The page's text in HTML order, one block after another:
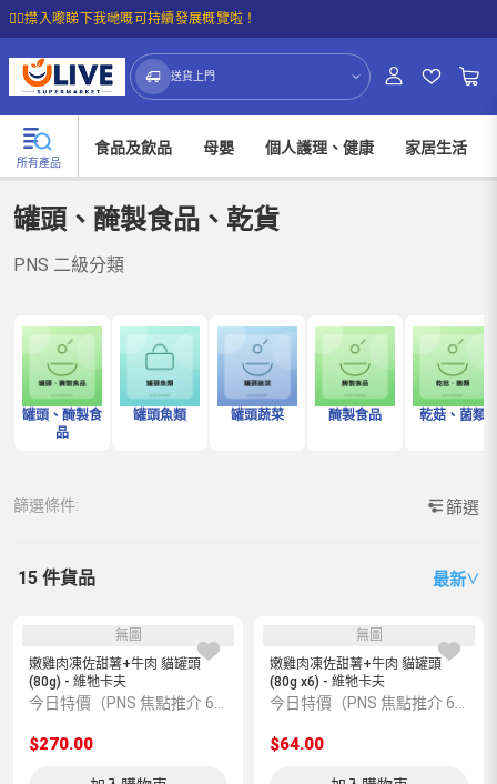
☝🏼㩒入嚟睇下我哋嘅可持續發展概覽啦！
送貨上門
所有產品
食品及飲品 母嬰 個人護理、健康 家居生活
罐頭、醃製食品、乾貨
PNS 二級分類
罐頭、醃製食
品
罐頭魚類 罐頭蔬菜 醃製食品 乾菇、菌類
篩選條件: 篩選
15 件貨品 最新∨
無圖
嫩雞肉凍佐甜薯+牛肉 貓罐頭
(80g) - 維牠卡夫
$270.00
無圖
嫩雞肉凍佐甜薯+牛肉 貓罐頭
(80g x6) - 維牠卡夫
$64.00